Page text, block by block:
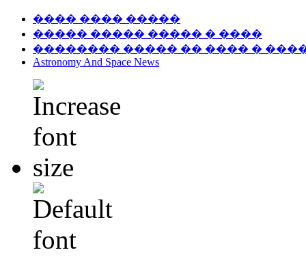
���� ���� �����
����� ����� ����� � ����
�������� ����� �� ���� �
Astronomy And Space News